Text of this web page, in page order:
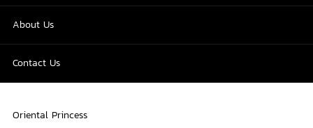
About Us
Contact Us
Oriental Princess